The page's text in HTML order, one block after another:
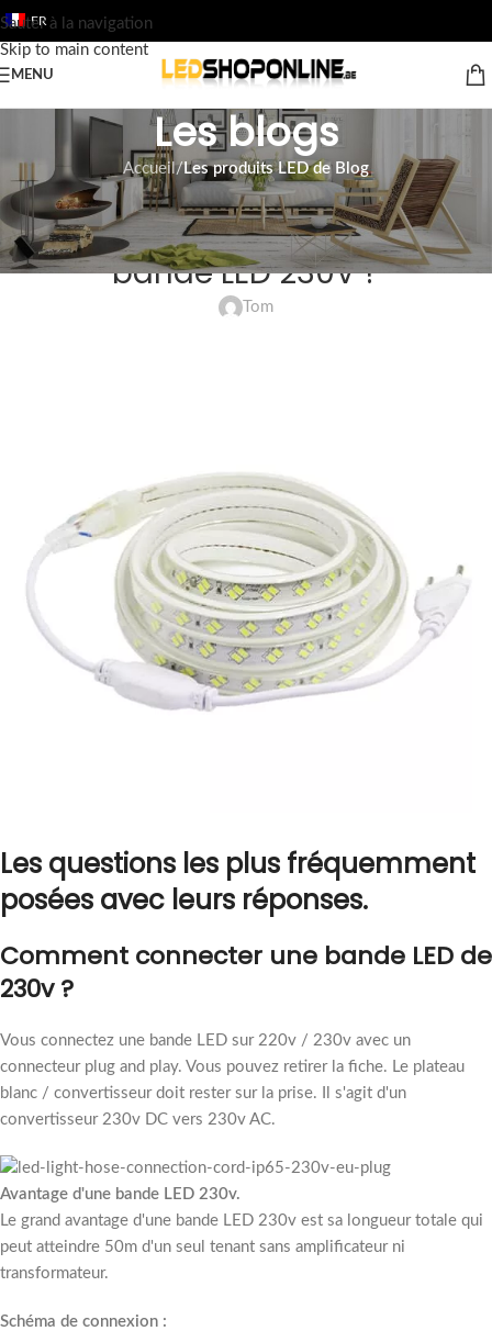
Sauter à la navigation
Skip to main content
FR
MENU
Les blogs
Accueil/Les produits LED de Blog
LES PRODUITS LED DE BLOG
Comment connecter une
bande LED 230V ?
Tom
Les questions les plus fréquemment
posées avec leurs réponses.
Comment connecter une bande LED de
230v ?
Vous connectez une bande LED sur 220v / 230v avec un
connecteur plug and play. Vous pouvez retirer la fiche. Le plateau
blanc / convertisseur doit rester sur la prise. Il s'agit d'un
convertisseur 230v DC vers 230v AC.
Avantage d'une bande LED 230v.
Le grand avantage d'une bande LED 230v est sa longueur totale qui
peut atteindre 50m d'un seul tenant sans amplificateur ni
transformateur.
Schéma de connexion :